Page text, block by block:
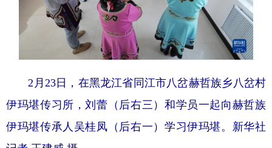
2月23日，在黑龙江省同江市八岔赫哲族乡八岔村
伊玛堪传习所，刘蕾（后右三）和学员一起向赫哲族
伊玛堪传承人吴桂凤（后右一）学习伊玛堪。新华社